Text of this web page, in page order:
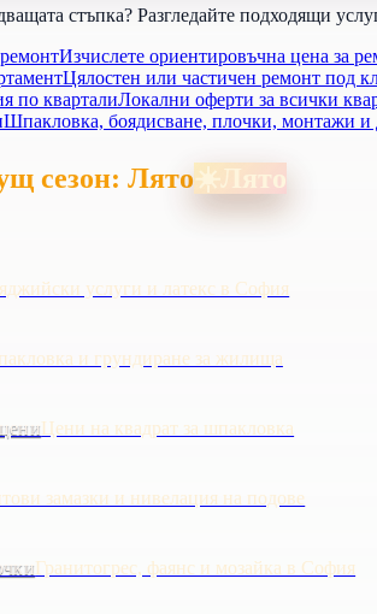
стъпка? Разгледайте подходящи
Изчислете ориентировъчна цена за
Цялостен или частичен ремонт под
по кварталиЛокални оферти за всички
Шпакловка, боядисване, плочки, монтажи и
сезон: Лято☀️Лято
услуги и латекс в София
и грундиране за жилища
Цени на квадрат за шпакловка
замазки и нивелация на подове
Гранитогрес, фаянс и мозайка в София